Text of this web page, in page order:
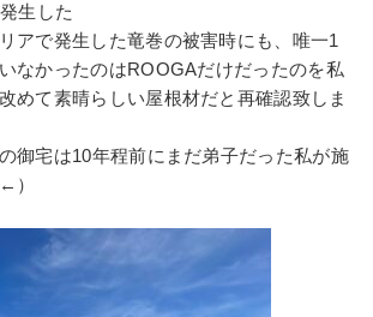
生した
アで発生した竜巻の被害時にも、唯一1
なかったのはROOGAだけだったのを私
めて素晴らしい屋根材だと再確認致しま
御宅は10年程前にまだ弟子だった私が施
）